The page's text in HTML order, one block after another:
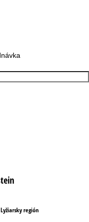
Lyžiarsky región